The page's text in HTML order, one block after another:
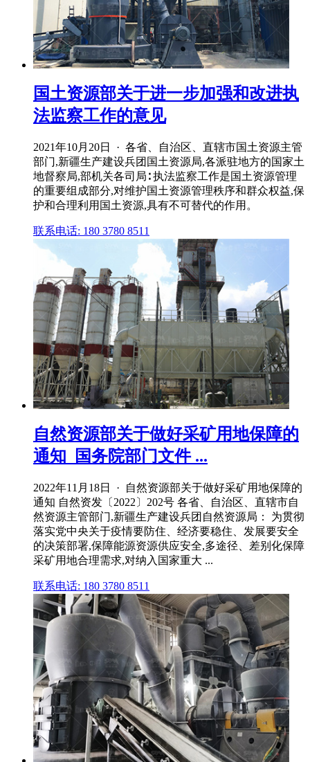
国土资源部关于进一步加强和改进执
法监察工作的意见
2021年10月20日 · 各省、自治区、直辖市国土资源主管
部门,新疆生产建设兵团国土资源局,各派驻地方的国家土
地督察局,部机关各司局∶ 执法监察工作是国土资源管理
的重要组成部分,对维护国土资源管理秩序和群众权益,保
护和合理利用国土资源,具有不可替代的作用。
联系电话: 180 3780 8511
自然资源部关于做好采矿用地保障的
通知_国务院部门文件 ...
2022年11月18日 · 自然资源部关于做好采矿用地保障的
通知 自然资发〔2022〕202号 各省、自治区、直辖市自
然资源主管部门,新疆生产建设兵团自然资源局： 为贯彻
落实党中央关于疫情要防住、经济要稳住、发展要安全
的决策部署,保障能源资源供应安全,多途径、差别化保障
采矿用地合理需求,对纳入国家重大 ...
联系电话: 180 3780 8511